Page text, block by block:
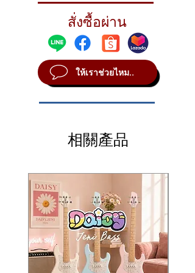
unlathed 'control band' limiting spread.
STYLE Modern
METAL B20
SOUND Dark
WEIGHT Medium Thin
สั่งซื้อผ่าน
ให้เราช่วยไหม..
相關產品